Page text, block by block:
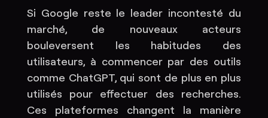
Si Google reste le leader incontesté du
marché, de nouveaux acteurs
bouleversent les habitudes des
utilisateurs, à commencer par des outils
comme ChatGPT, qui sont de plus en plus
utilisés pour effectuer des recherches.
Ces plateformes changent la manière